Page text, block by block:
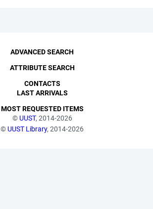
© UUST, 2014-2026
© UUST Library, 2014-2026
ADVANCED SEARCH
ATTRIBUTE SEARCH
CONTACTS
LAST ARRIVALS
MOST REQUESTED ITEMS